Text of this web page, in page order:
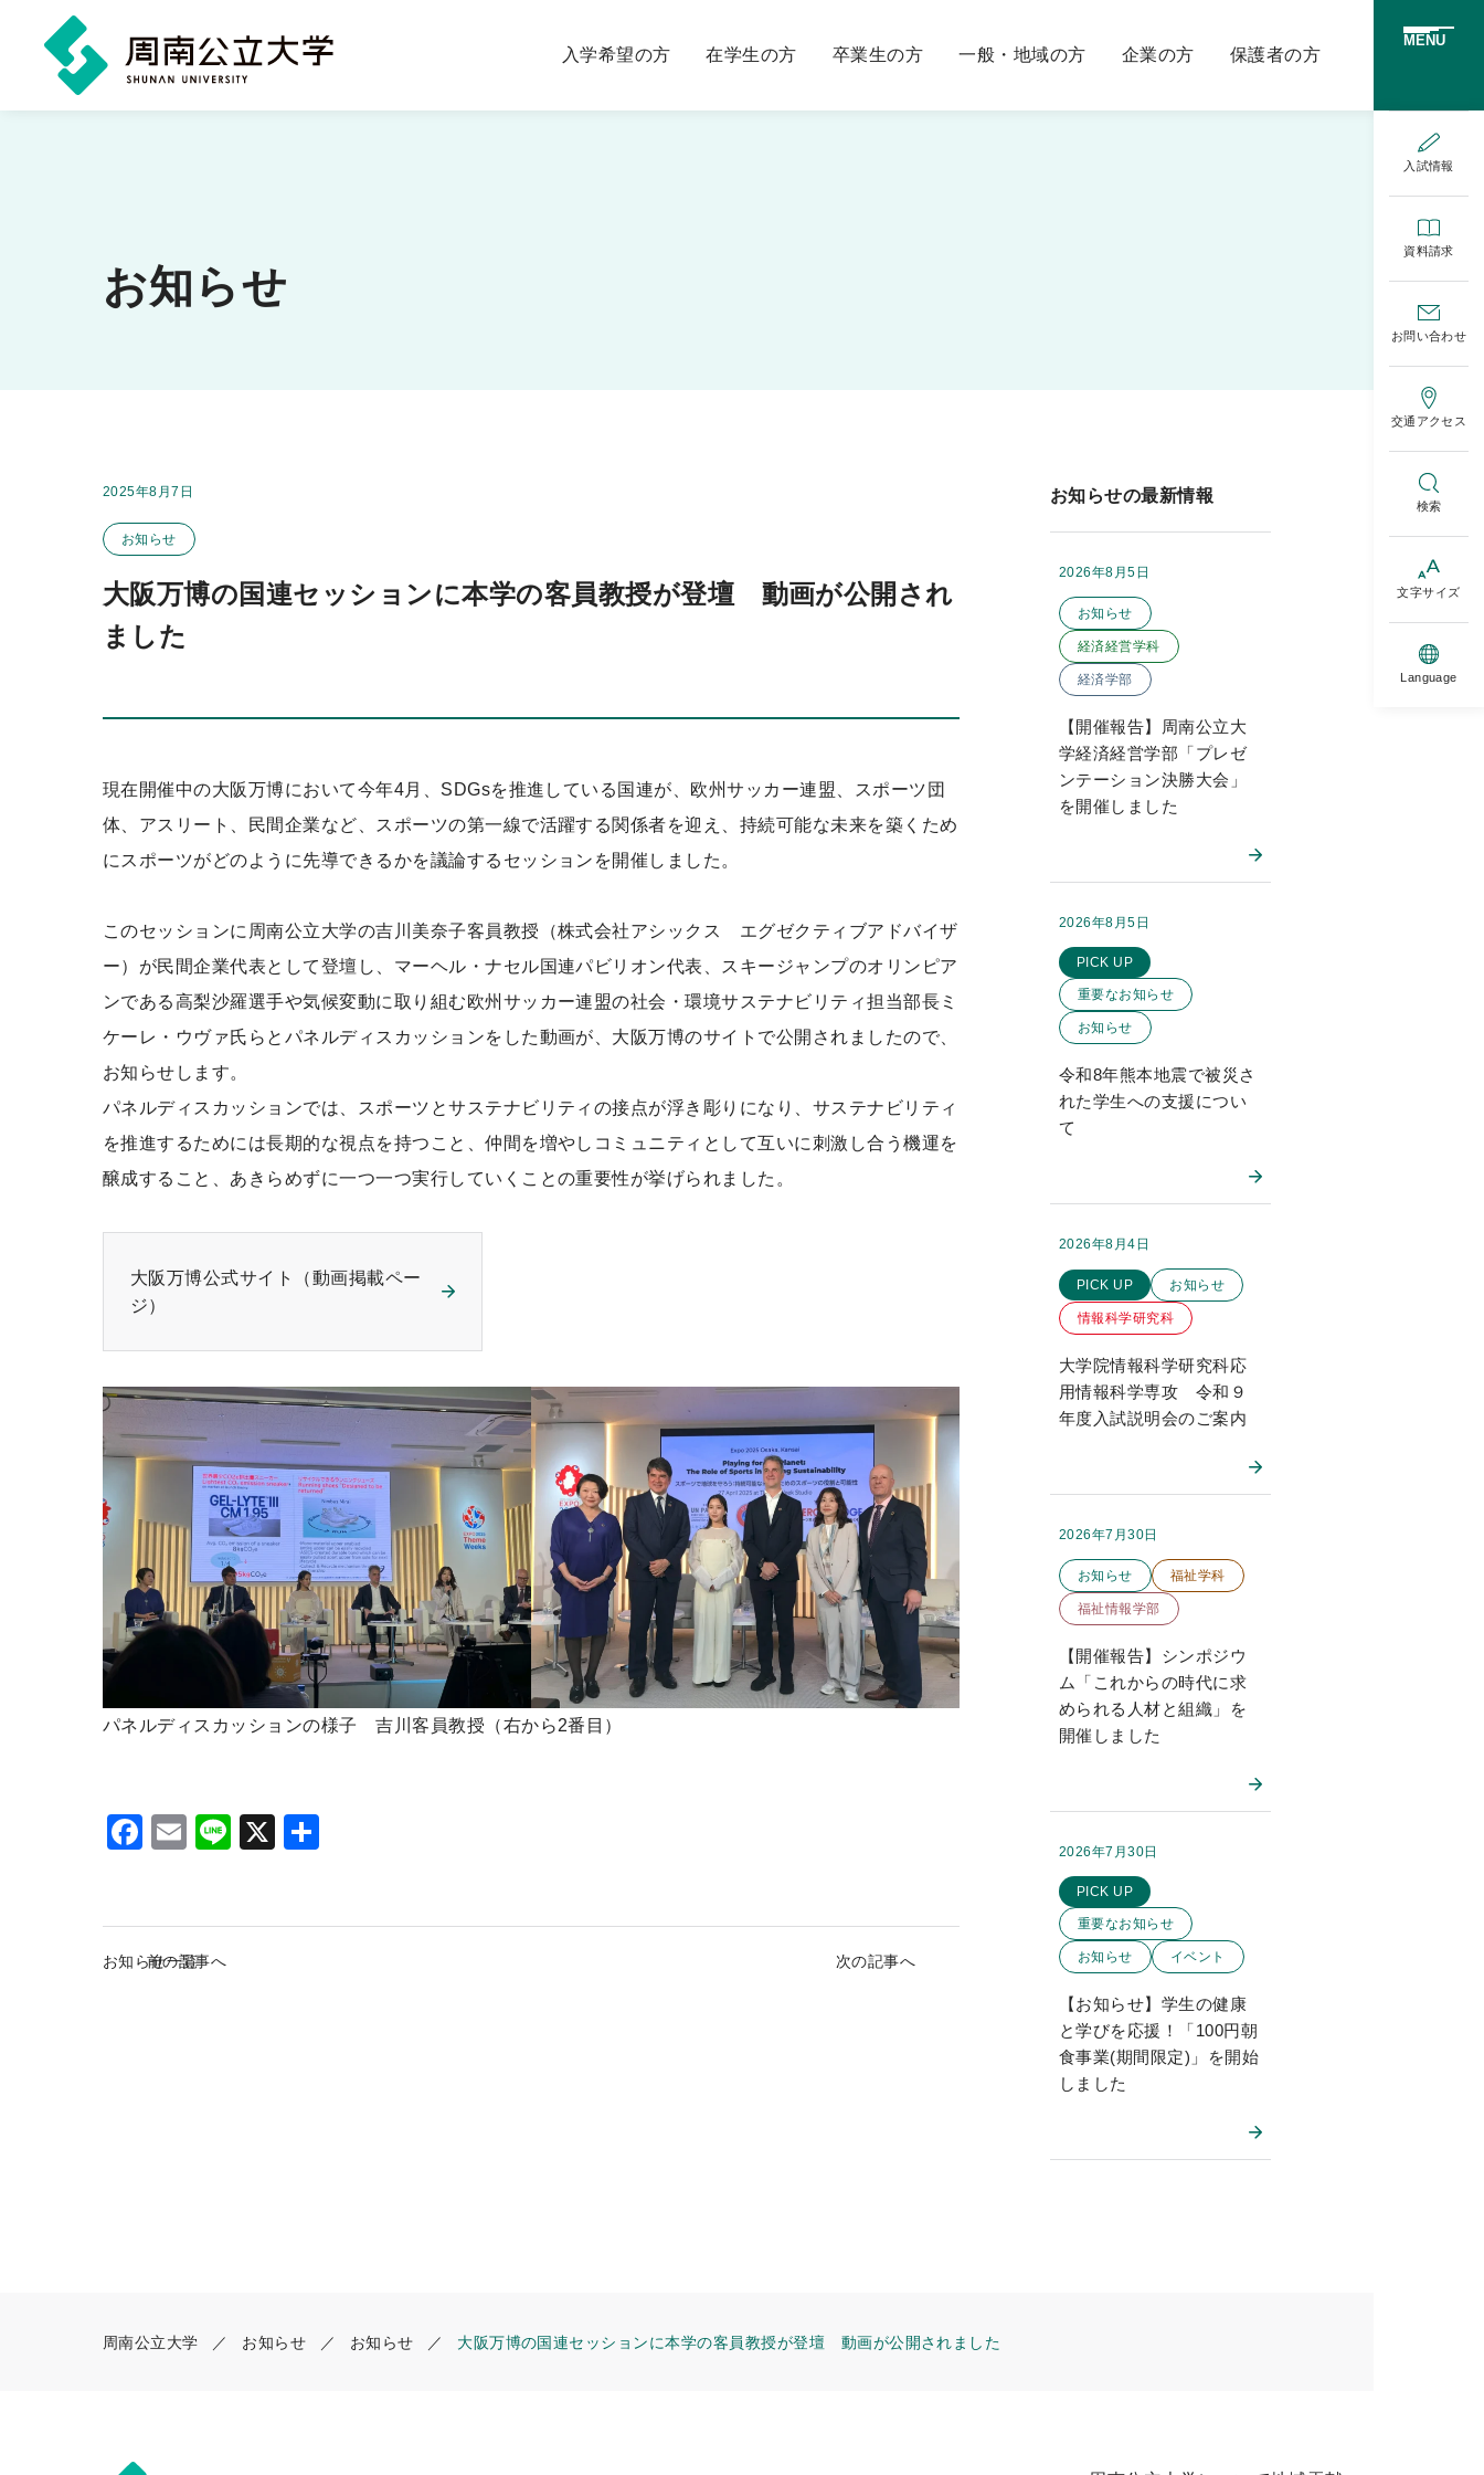
入学希望の方 在学生の方 卒業生の方 一般・地域の方 企業の方 保護者の方
MENU
入試情報
資料請求
お問い合わせ
交通アクセス
検索
文字サイズ
Language
お知らせ
掲載日：
2025年8月7日
この投稿のカテゴリー
お知らせ
大阪万博の国連セッションに本学の客員教授が登壇 動画が公開され
ました
現在開催中の大阪万博において今年4月、SDGsを推進している国連が、欧州サッカー連盟、スポーツ団
体、アスリート、民間企業など、スポーツの第一線で活躍する関係者を迎え、持続可能な未来を築くため
にスポーツがどのように先導できるかを議論するセッションを開催しました。
このセッションに周南公立大学の吉川美奈子客員教授（株式会社アシックス エグゼクティブアドバイザ
ー）が民間企業代表として登壇し、マーヘル・ナセル国連パビリオン代表、スキージャンプのオリンピア
ンである高梨沙羅選手や気候変動に取り組む欧州サッカー連盟の社会・環境サステナビリティ担当部長ミ
ケーレ・ウヴァ氏らとパネルディスカッションをした動画が、大阪万博のサイトで公開されましたので、
お知らせします。
パネルディスカッションでは、スポーツとサステナビリティの接点が浮き彫りになり、サステナビリティ
を推進するためには長期的な視点を持つこと、仲間を増やしコミュニティとして互いに刺激し合う機運を
醸成すること、あきらめずに一つ一つ実行していくことの重要性が挙げられました。
大阪万博公式サイト（動画掲載ペー
ジ）
パネルディスカッションの様子 吉川客員教授（右から2番目）
F
e
b
E
l
Li
X
e
前の記事へ 次の記事へ
お知らせ一覧
お知らせの最新情報
掲載日：
2026年8月5日
このお知らせのカテゴリー
お知らせ
経済経営学科
経済学部
【開催報告】周南公立大
学経済経営学部「プレゼ
ンテーション決勝大会」
を開催しました
掲載日：
2026年8月5日
このお知らせのカテゴリー
PICK UP
重要なお知らせ
お知らせ
令和8年熊本地震で被災さ
れた学生への支援につい
て
掲載日：
2026年8月4日
このお知らせのカテゴリー
PICK UP お知らせ
情報科学研究科
大学院情報科学研究科応
用情報科学専攻 令和９
年度入試説明会のご案内
掲載日：
2026年7月30日
このお知らせのカテゴリー
お知らせ 福祉学科
福祉情報学部
【開催報告】シンポジウ
ム「これからの時代に求
められる人材と組織」を
開催しました
掲載日：
2026年7月30日
このお知らせのカテゴリー
PICK UP
重要なお知らせ
お知らせ イベント
【お知らせ】学生の健康
と学びを応援！「100円朝
食事業(期間限定)」を開始
しました
周南公立大学 お知らせ お知らせ 大阪万博の国連セッションに本学の客員教授が登壇 動画が公開されました